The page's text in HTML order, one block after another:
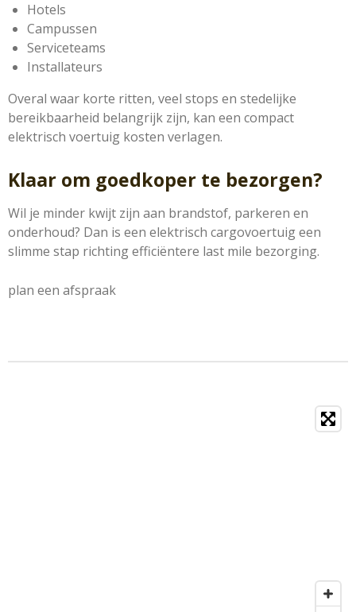
Hotels
Campussen
Serviceteams
Installateurs
Overal waar korte ritten, veel stops en stedelijke
bereikbaarheid belangrijk zijn, kan een compact
elektrisch voertuig kosten verlagen.
Klaar om goedkoper te bezorgen?
Wil je minder kwijt zijn aan brandstof, parkeren en
onderhoud? Dan is een elektrisch cargovoertuig een
slimme stap richting efficiëntere last mile bezorging.
plan een afspraak